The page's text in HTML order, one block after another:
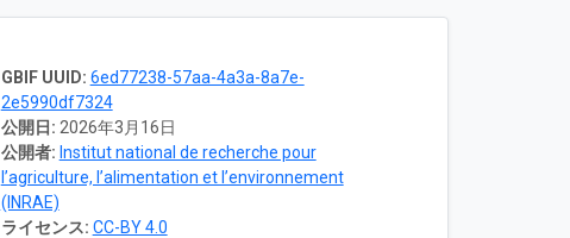
GBIF UUID: 6ed77238-57aa-4a3a-8a7e-
2e5990df7324
公開日: 2026年3月16日
公開者: Institut national de recherche pour
l’agriculture, l’alimentation et l’environnement
(INRAE)
ライセンス: CC-BY 4.0